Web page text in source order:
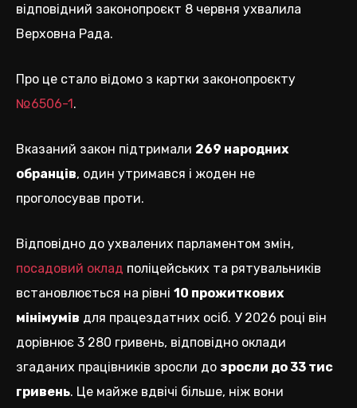
відповідний законопроєкт 8 червня ухвалила
Верховна Рада.
Про це стало відомо з картки законопроєкту
№6506-1 .
Вказаний закон підтримали 269 народних
обранців, один утримався і жоден не
проголосував проти.
Відповідно до ухвалених парламентом змін,
посадовий оклад поліцейських та рятувальників
встановлюється на рівні 10 прожиткових
мінімумів для працездатних осіб. У 2026 році він
дорівнює 3 280 гривень, відповідно оклади
згаданих працівників зросли до зросли до 33 тис
гривень. Це майже вдвічі більше, ніж вони